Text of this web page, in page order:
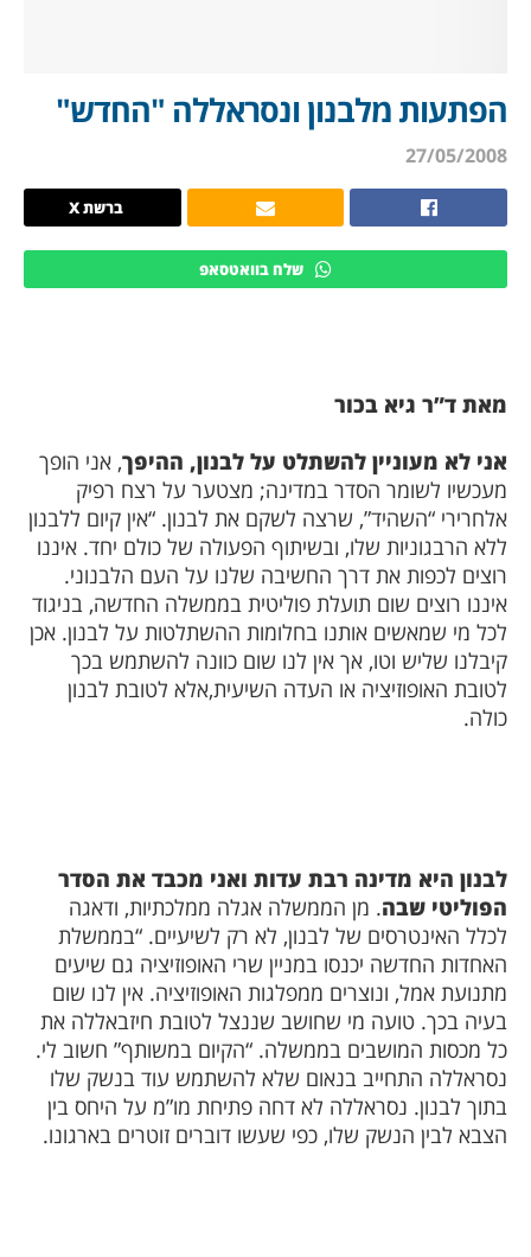
הפתעות מלבנון ונסראללה "החדש"
27/05/2008
ברשת X
שלח בוואטסאפ
מאת ד”ר גיא בכור
אני לא מעוניין להשתלט על לבנון, ההיפך, אני הופך
מעכשיו לשומר הסדר במדינה; מצטער על רצח רפיק
אלחרירי “השהיד”, שרצה לשקם את לבנון. “אין קיום ללבנון
ללא הרבגוניות שלו, ובשיתוף הפעולה של כולם יחד. איננו
רוצים לכפות את דרך החשיבה שלנו על העם הלבנוני.
איננו רוצים שום תועלת פוליטית בממשלה החדשה, בניגוד
לכל מי שמאשים אותנו בחלומות ההשתלטות על לבנון. אכן
קיבלנו שליש וטו, אך אין לנו שום כוונה להשתמש בכך
לטובת האופוזיציה או העדה השיעית,אלא לטובת לבנון
כולה.
לבנון היא מדינה רבת עדות ואני מכבד את הסדר
הפוליטי שבה. מן הממשלה אגלה ממלכתיות, ודאגה
לכלל האינטרסים של לבנון, לא רק לשיעיים. “בממשלת
האחדות החדשה יכנסו במניין שרי האופוזיציה גם שיעים
מתנועת אמל, ונוצרים ממפלגות האופוזיציה. אין לנו שום
בעיה בכך. טועה מי שחושב שננצל לטובת חיזבאללה את
כל מכסות המושבים בממשלה. “הקיום במשותף” חשוב לי.
נסראללה התחייב בנאום שלא להשתמש עוד בנשק שלו
בתוך לבנון. נסראללה לא דחה פתיחת מו”מ על היחס בין
הצבא לבין הנשק שלו, כפי שעשו דוברים זוטרים בארגונו.